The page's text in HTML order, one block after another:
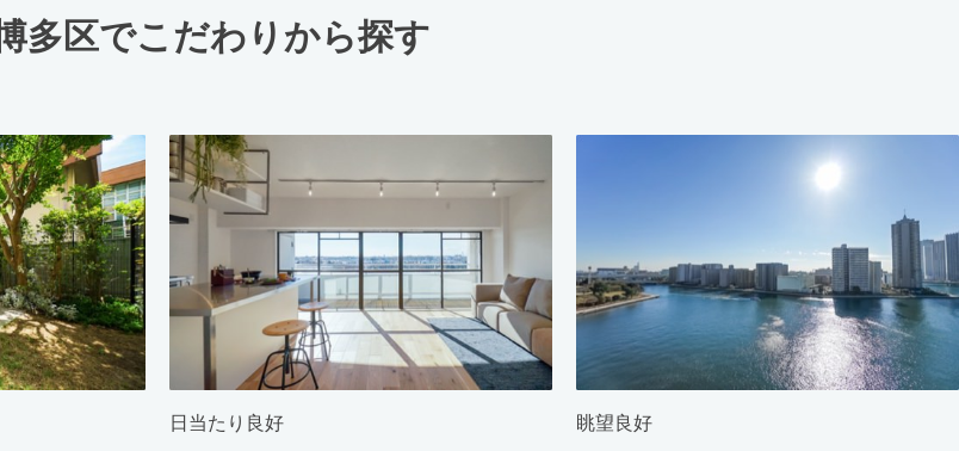
多区でこだわりから探す
日当たり良好 眺望良好